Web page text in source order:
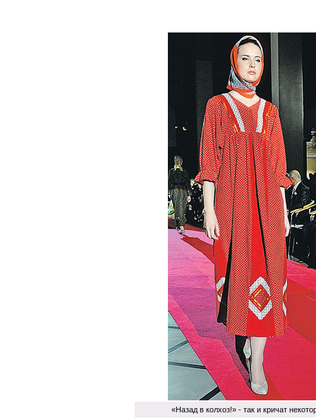
«Назад в колхоз!» - так и кричат